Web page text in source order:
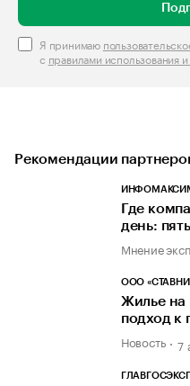
Я принимаю
с правилами использования
Рекомендации
Где
день:
Мнение
ООО
Жилье на
подход к
Новость 7